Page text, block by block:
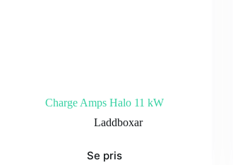
Charge Amps Halo 11 kW
Laddboxar
Se pris